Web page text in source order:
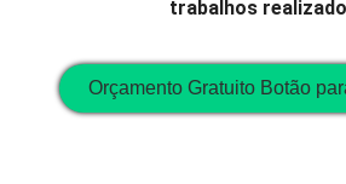
trabalhos
Orçamento Gratuito Botão